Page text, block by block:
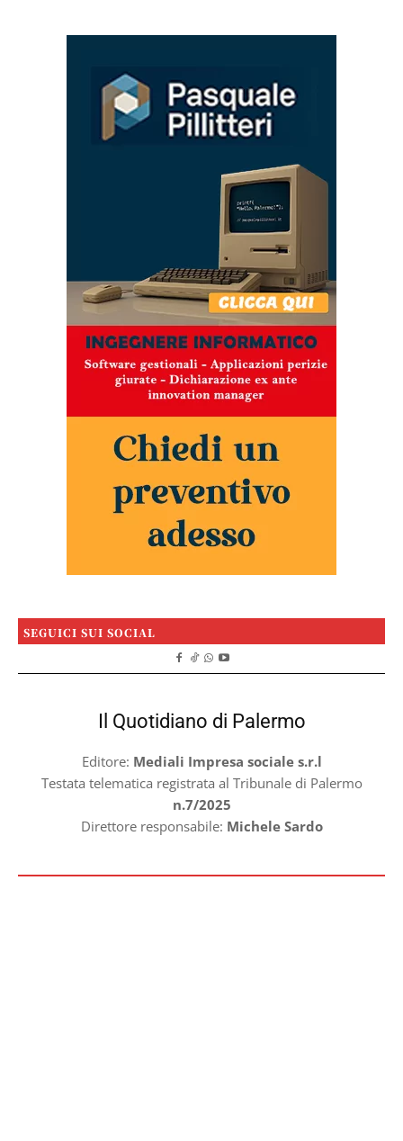
SEGUICI SUI SOCIAL
Il Quotidiano di Palermo
Editore: Mediali Impresa sociale s.r.l
Testata telematica registrata al Tribunale di Palermo
n.7/2025
Direttore responsabile: Michele Sardo